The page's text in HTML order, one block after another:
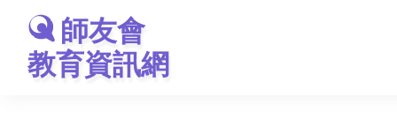
師友會
教育資訊網